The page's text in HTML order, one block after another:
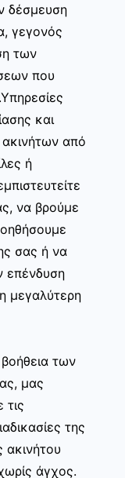
δέσμευση
γεγονός
των
που
και
από
ή
να βρούμε
σας ή να
επένδυση
μεγαλύτερη
των
μας
της
ακινήτου
άγχος.